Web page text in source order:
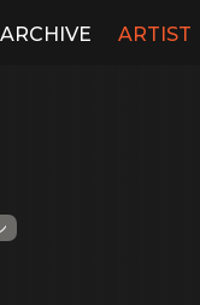
ARCHIVE ARTIST